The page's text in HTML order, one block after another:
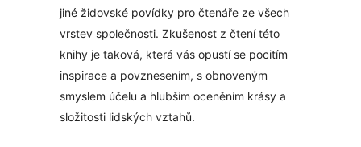
jiné židovské povídky pro čtenáře ze všech
vrstev společnosti. Zkušenost z čtení této
knihy je taková, která vás opustí se pocitím
inspirace a povznesením, s obnoveným
smyslem účelu a hlubším oceněním krásy a
složitosti lidských vztahů.